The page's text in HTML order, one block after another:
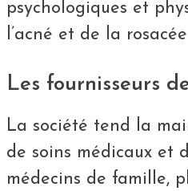
psychologiques et
l’acné et de la
Les fournisseurs
La société tend la
de soins médicaux et
médecins de famille,